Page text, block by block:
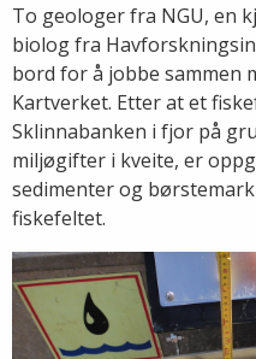
To geologer fra NGU, en
biolog fra
bord for å jobbe sammen
Kartverket. Etter at et
Sklinnabanken i fjor på
miljøgifter i kveite, er
sedimenter og
fiskefeltet.